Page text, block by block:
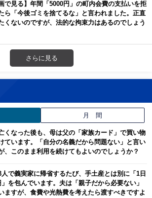
で見る】年間「5000円」の町内会費の支払いを拒
ら「今後ゴミを捨てるな」と言われました。正直
くないのですが、法的な拘束力はあるのでしょう
さらに見る
月 間
くなった後も、母は父の「家族カード」で買い物
ています。「自分の名義だから問題ない」と言い
、このまま利用を続けてもよいのでしょうか？
人で義実家に帰省するたび、手土産とは別に「1日
」を包んでいます。夫は「親子だから必要ない」
ますが、食費や光熱費を考えたら渡すべきですよ